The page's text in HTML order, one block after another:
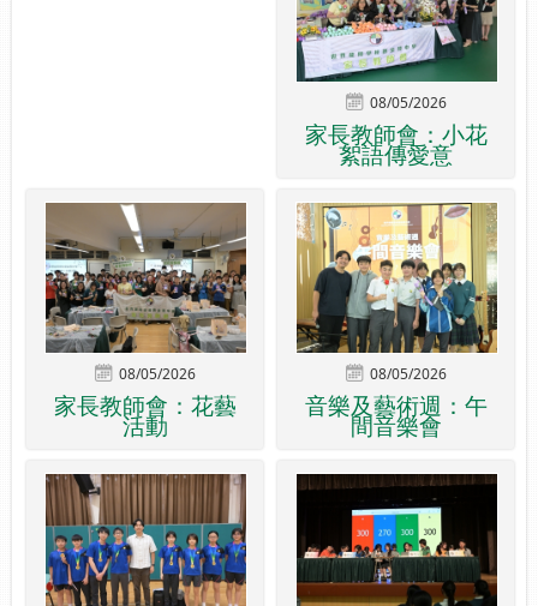
08/05/2026
家長教師會：小花
絮語傳愛意
08/05/2026
家長教師會：花藝
活動
08/05/2026
音樂及藝術週：午
間音樂會